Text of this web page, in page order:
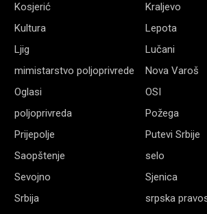
Kosjerić
Kraljevo
Kultura
Lepota
Ljig
Lučani
mimistarstvo poljoprivrede
Nova Varoš
Oglasi
OSI
poljoprivreda
Požega
Prijepolje
Putevi Srbije
Saopštenje
selo
Sevojno
Sjenica
Srbija
srpska